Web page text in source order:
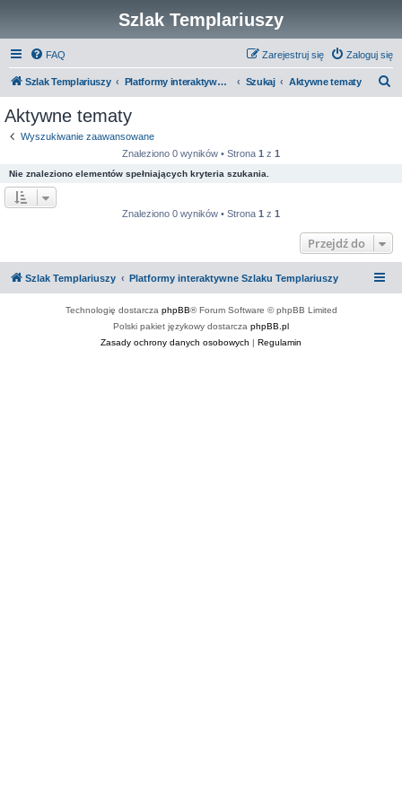
Szlak Templariuszy
FAQ Zaloguj się
Zarejestruj się
Szlak Templariuszy Platformy interaktywne Szlaku Templariuszy Szukaj Aktywne tematy
Aktywne tematy
Wyszukiwanie zaawansowane
Znaleziono 0 wyników • Strona 1 z 1
Nie znaleziono elementów spełniających kryteria szukania.
Znaleziono 0 wyników • Strona 1 z 1
Przejdź do
Szlak Templariuszy Platformy interaktywne Szlaku Templariuszy
Technologię dostarcza phpBB® Forum Software © phpBB Limited
Polski pakiet językowy dostarcza phpBB.pl
Zasady ochrony danych osobowych | Regulamin